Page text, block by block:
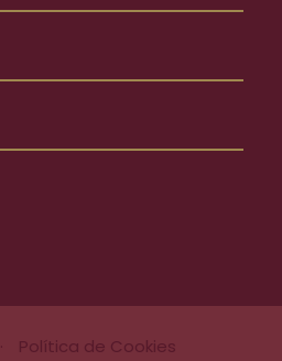
· Política de Cookies